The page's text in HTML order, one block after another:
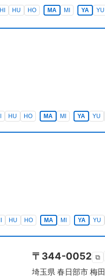
HI HU HO MA MI YA YU
HU HO MA MI YA YU
HU HO MA MI YA YU
〒 344-0052 ⧉
埼玉県 春日部市 梅田